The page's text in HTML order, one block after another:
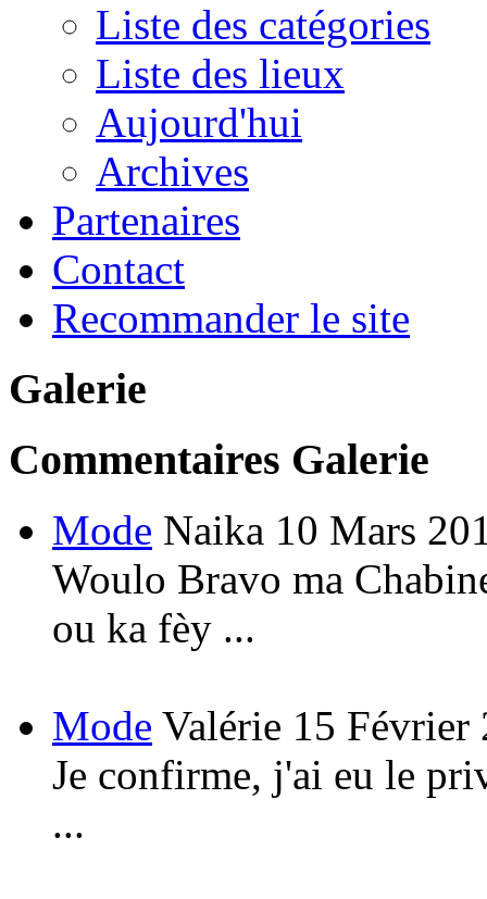
Liste des catégories
Liste des lieux
Aujourd'hui
Archives
Partenaires
Contact
Recommander le site
Galerie
Commentaires Galerie
Mode Naika 10 Mars
Woulo Bravo ma
ou ka fèy ...
Mode Valérie 15 Février
Je confirme, j'ai eu le
...